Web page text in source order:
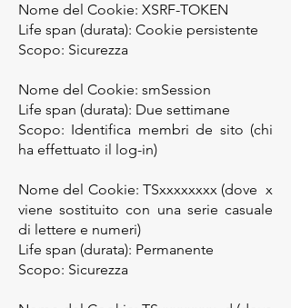
Nome del Cookie: XSRF-TOKEN
Life span (durata): Cookie persistente
Scopo: Sicurezza
Nome del Cookie: smSession
Life span (durata): Due settimane
Scopo: Identifica membri de sito (chi
ha effettuato il log-in)
Nome del Cookie: TSxxxxxxxx (dove x
viene sostituito con una serie casuale
di lettere e numeri)
Life span (durata): Permanente
Scopo: Sicurezza